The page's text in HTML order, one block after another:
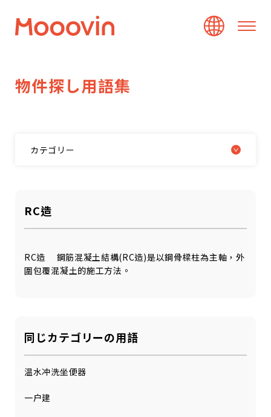
物件探し用語集
カテゴリー
RC造
RC造 鋼筋混凝土結構(RC造)是以鋼骨樑柱為主軸，外
圍包覆混凝土的施工方法。
同じカテゴリーの用語
温水冲洗坐便器
一户建